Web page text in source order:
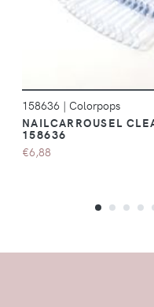
158636 | Colorpops
NAILCARROUSEL
158636
€6,88